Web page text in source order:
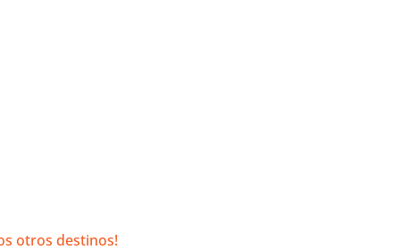
Condiciones generales de venta